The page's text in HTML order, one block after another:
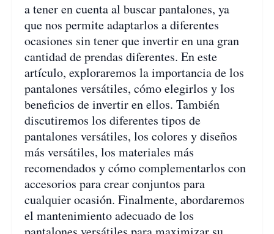
a tener en cuenta al buscar pantalones, ya
que nos permite adaptarlos a diferentes
ocasiones sin tener que invertir en una gran
cantidad de prendas diferentes. En este
artículo, exploraremos la importancia de los
pantalones versátiles, cómo elegirlos y los
beneficios de invertir en ellos. También
discutiremos los diferentes tipos de
pantalones versátiles, los colores y diseños
más versátiles, los materiales más
recomendados y cómo complementarlos con
accesorios para crear conjuntos para
cualquier ocasión. Finalmente, abordaremos
el mantenimiento adecuado de los